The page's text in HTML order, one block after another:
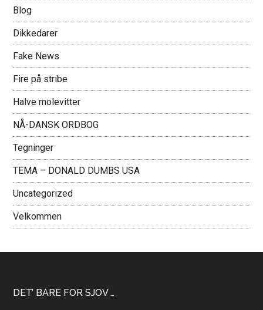
Blog
Dikkedarer
Fake News
Fire på stribe
Halve molevitter
NÅ-DANSK ORDBOG
Tegninger
TEMA – DONALD DUMBS USA
Uncategorized
Velkommen
Footer
DET’ BARE FOR SJOV …